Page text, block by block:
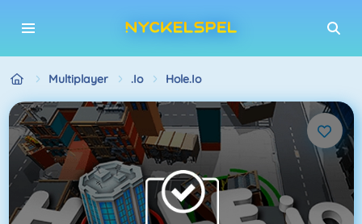
Multiplayer .io Hole.io